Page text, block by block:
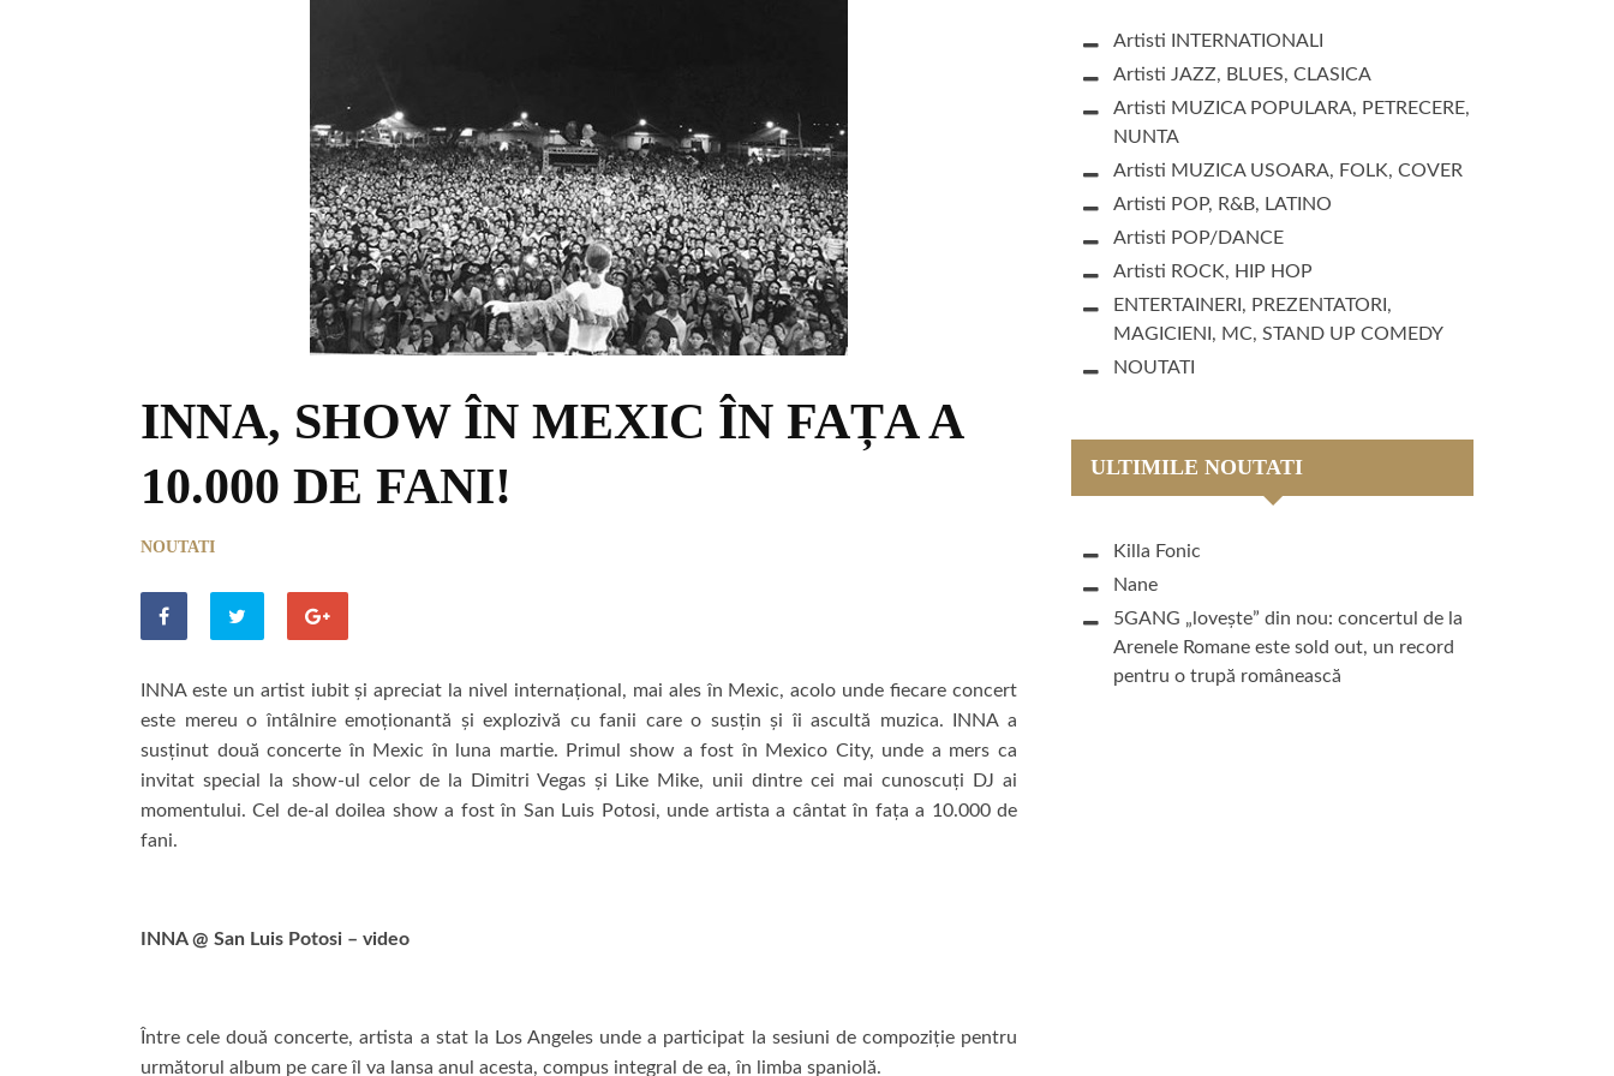
INNA, SHOW ÎN MEXIC ÎN FAȚA A
10.000 DE FANI!
NOUTATI
INNA este un artist iubit și apreciat la nivel internațional, mai ales în Mexic, acolo unde fiecare concert
este mereu o întâlnire emoționantă și explozivă cu fanii care o susțin și îi ascultă muzica. INNA a
susținut două concerte în Mexic în luna martie. Primul show a fost în Mexico City, unde a mers ca
invitat special la show-ul celor de la Dimitri Vegas și Like Mike, unii dintre cei mai cunoscuți DJ ai
momentului. Cel de-al doilea show a fost în San Luis Potosi, unde artista a cântat în fața a 10.000 de
fani.
INNA @ San Luis Potosi – video
Între cele două concerte, artista a stat la Los Angeles unde a participat la sesiuni de compoziție pentru
următorul album pe care îl va lansa anul acesta, compus integral de ea, în limba spaniolă.
Artisti INTERNATIONALI
Artisti JAZZ, BLUES, CLASICA
Artisti MUZICA POPULARA, PETRECERE,
NUNTA
Artisti MUZICA USOARA, FOLK, COVER
Artisti POP, R&B, LATINO
Artisti POP/DANCE
Artisti ROCK, HIP HOP
ENTERTAINERI, PREZENTATORI,
MAGICIENI, MC, STAND UP COMEDY
NOUTATI
ULTIMILE NOUTATI
Killa Fonic
Nane
5GANG „lovește” din nou: concertul de la
Arenele Romane este sold out, un record
pentru o trupă românească